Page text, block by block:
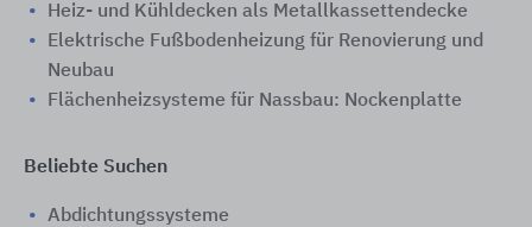
Heiz- und Kühldecken als Metallkassettendecke
Elektrische Fußbodenheizung für Renovierung und
Neubau
Flächenheizsysteme für Nassbau: Nockenplatte
Beliebte Suchen
Abdichtungssysteme